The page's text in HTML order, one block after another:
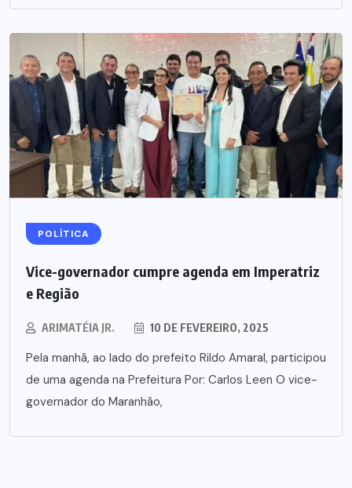
POLÍTICA
Vice-governador cumpre agenda em Imperatriz
e Região
ARIMATÉIA JR. 10 DE FEVEREIRO, 2025
Pela manhã, ao lado do prefeito Rildo Amaral, participou
de uma agenda na Prefeitura Por: Carlos Leen O vice-
governador do Maranhão,